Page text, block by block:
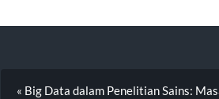
« Big Data dalam Penelitian Sains: